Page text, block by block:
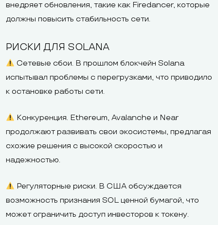
внедряет обновления, такие как Firedancer, которые
должны повысить стабильность сети.
РИСКИ ДЛЯ SOLANA
Сетевые сбои. В прошлом блокчейн Solana
испытывал проблемы с перегрузками, что приводило
к остановке работы сети.
Конкуренция. Ethereum, Avalanche и Near
продолжают развивать свои экосистемы, предлагая
схожие решения с высокой скоростью и
надежностью.
Регуляторные риски. В США обсуждается
возможность признания SOL ценной бумагой, что
может ограничить доступ инвесторов к токену.